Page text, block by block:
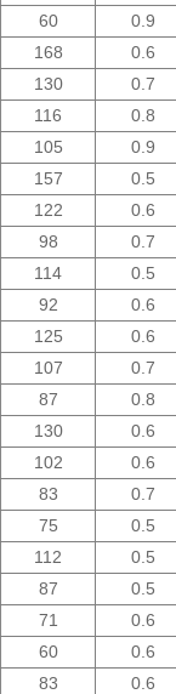
60 0.9
168
0.6
130
0.7
116
0.8
105
0.9
157
0.5
122
0.6
98
0.7
114
0.5
92 0.6
125
0.6
107
0.7
87
0.8
130
0.6
102
0.6
83
0.7
75 0.5
112
0.5
87
0.5
71
0.6
60
0.6
83
0.6